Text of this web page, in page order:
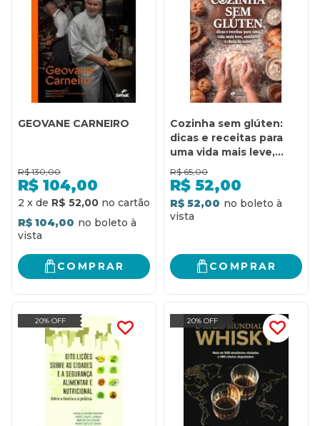
GEOVANE CARNEIRO
R$ 130,00
R$ 104,00
2 x de R$ 52,00
R$ 104,00
COMPRAR
Cozinha sem glúten:
dicas e receitas para
uma vida mais leve,
saudável e cheia de
sabor
R$ 65,00
R$ 52,00
R$ 52,00
COMPRAR
20% OFF 20% OFF